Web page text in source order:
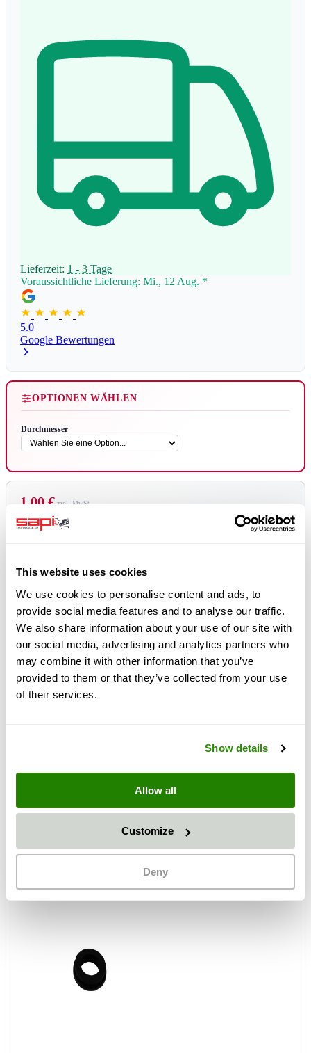
This website uses cookies
We use cookies to personalise content and ads, to
provide social media features and to analyse our traffic.
We also share information about your use of our site with
our social media, advertising and analytics partners who
may combine it with other information that you’ve
provided to them or that they’ve collected from your use
of their services.
Show details
Allow all
Customize
Deny
Lieferzeit: 1 - 3 Tage
Voraussichtliche Lieferung: Mi., 12 Aug. *
5.0
Google Bewertungen
OPTIONEN WÄHLEN
Durchmesser
1,19 €
1,00 €
Die Gummidichtung wird in den Düsenhalter eingelegt und sorgt für eine
optimale Abdichtung zwischen der Sandstrahldüse und dem Strahlschlauch.
Passend für folgende Düsenhalter mit 2" Grobgewinde:
Düsenhalter Nylon 19x7 mm
Fragen
Häufig zusammen gekauft